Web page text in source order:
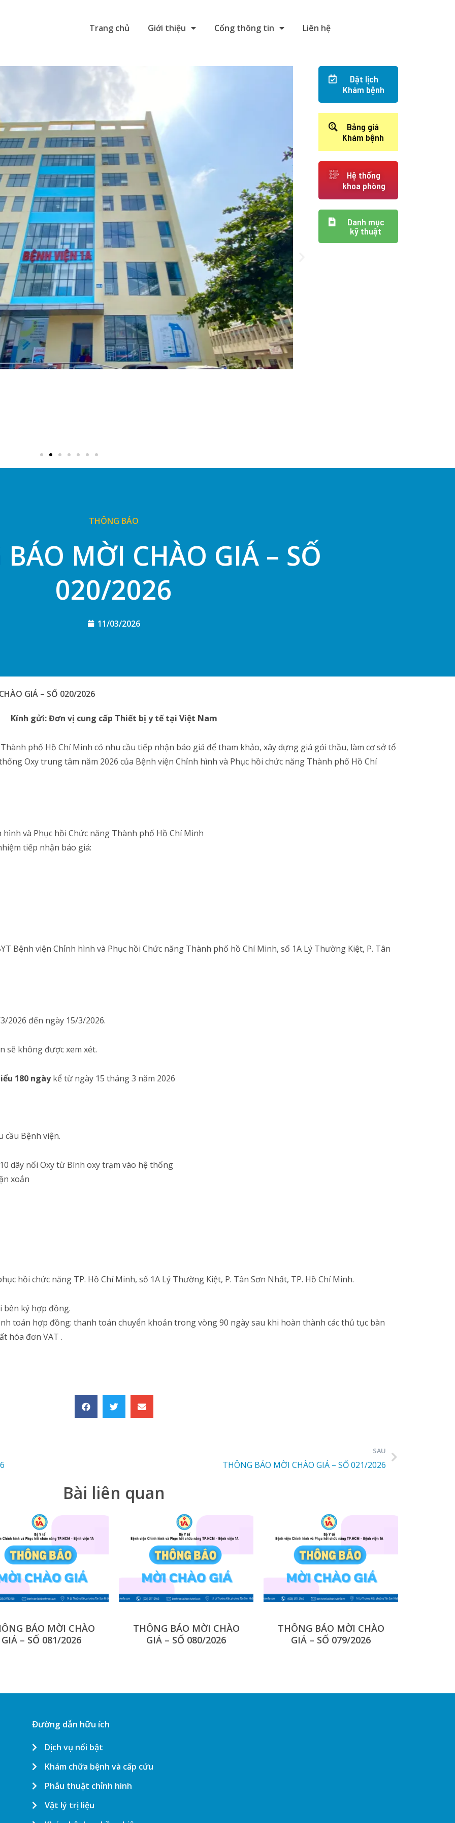
Trang chủ Giới thiệu Cổng thông tin Liên hệ
Đặt lịch
Khám bệnh
Bảng giá
Khám bệnh
Hệ thống
khoa phòng
Danh mục
kỹ thuật
THÔNG BÁO
MỜI CHÀO GIÁ – SỐ
020/2026
11/03/2026
GIÁ – SỐ 020/2026
Kính gửi:Đơn vị cung cấp Thiết bị y tếtại Việt Nam
phố Hồ Chí Minh có nhu cầu tiếp nhận báo giá để tham khảo, xây dựng giá gói thầu, làm cơ sở tổ
Oxy trung tâm năm 2026 của Bệnh viện Chỉnh hình và Phục hồi chức năng Thành phố Hồ Chí
và Phục hồi Chức năng Thành phố Hồ Chí Minh
tiếp nhận báo giá:
Bệnh viện Chỉnh hình và Phục hồi Chức năng Thành phố hồ Chí Minh, số 1A Lý Thường Kiệt, P. Tân
2026 đến ngày 15/3/2026.
sẽ không được xem xét.
180 ngàykể từ ngày 15 tháng 3 năm 2026
cầu Bệnh viện.
dây nối Oxy từ Bình oxy trạm vào hệ thống
xoắn
hồi chức năng TP. Hồ Chí Minh, số 1A Lý Thường Kiệt, P. Tân Sơn Nhất, TP. Hồ Chí Minh.
bên ký hợp đồng.
toán hợp đồng: thanh toán chuyển khoản trong vòng 90 ngày sau khi hoàn thành các thủ tục bàn
hóa đơn VAT .
SAU
THÔNG BÁO MỜI CHÀO GIÁ – SỐ 021/2026
Bài liên quan
BÁO MỜI CHÀO
GIÁ – SỐ 081/2026
THÔNG BÁO MỜI CHÀO
GIÁ – SỐ 080/2026
THÔNG BÁO MỜI CHÀO
GIÁ – SỐ 079/2026
Đường dẫn hữu ích
Dịch vụ nổi bật
Khám chữa bệnh và cấp cứu
Phẫu thuật chỉnh hình
Vật lý trị liệu